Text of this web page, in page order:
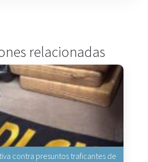
relacionadas
contra presuntos traficantes de